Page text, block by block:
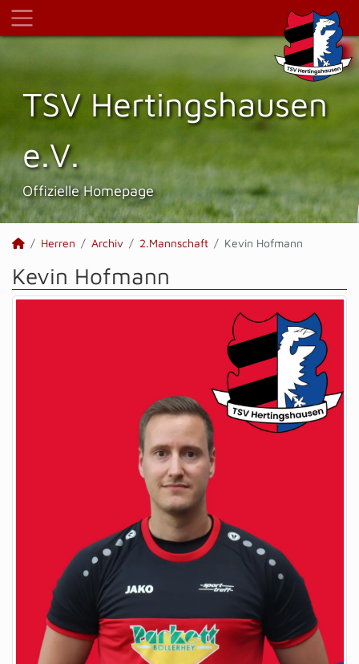
TSV Hertings­hausen
e.V.
Offizielle Homepage
Herren Archiv 2.Mannschaft Kevin Hofmann
Kevin Hofmann